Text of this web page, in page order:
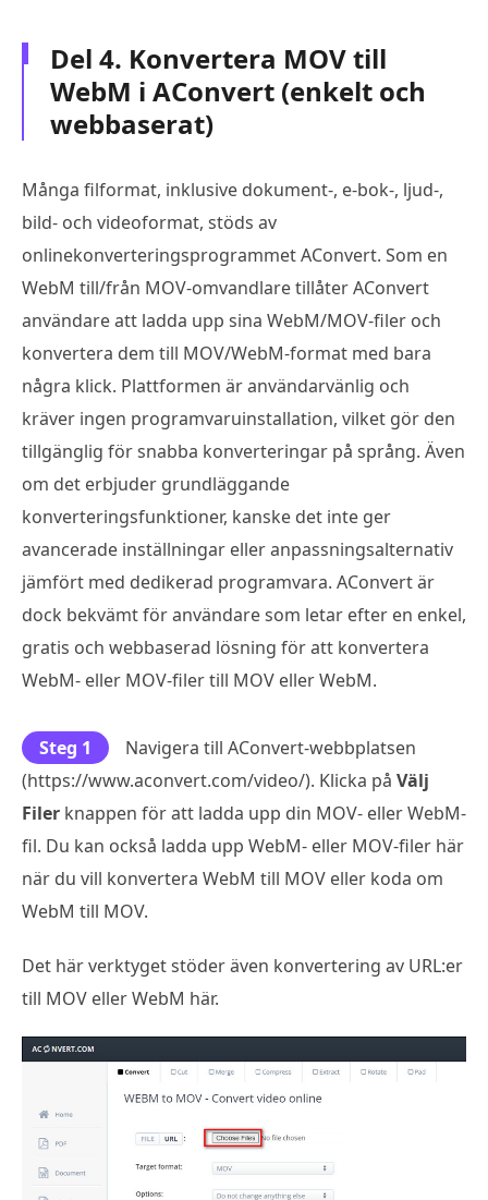
Del 4. Konvertera MOV till
WebM i AConvert (enkelt och
webbaserat)
Många filformat, inklusive dokument-, e-bok-, ljud-,
bild- och videoformat, stöds av
onlinekonverteringsprogrammet AConvert. Som en
WebM till/från MOV-omvandlare tillåter AConvert
användare att ladda upp sina WebM/MOV-filer och
konvertera dem till MOV/WebM-format med bara
några klick. Plattformen är användarvänlig och
kräver ingen programvaruinstallation, vilket gör den
tillgänglig för snabba konverteringar på språng. Även
om det erbjuder grundläggande
konverteringsfunktioner, kanske det inte ger
avancerade inställningar eller anpassningsalternativ
jämfört med dedikerad programvara. AConvert är
dock bekvämt för användare som letar efter en enkel,
gratis och webbaserad lösning för att konvertera
WebM- eller MOV-filer till MOV eller WebM.
Steg 1
Navigera till AConvert-webbplatsen
(https://www.aconvert.com/video/). Klicka på Välj
Filer knappen för att ladda upp din MOV- eller WebM-
fil. Du kan också ladda upp WebM- eller MOV-filer här
när du vill konvertera WebM till MOV eller koda om
WebM till MOV.
Det här verktyget stöder även konvertering av URL:er
till MOV eller WebM här.